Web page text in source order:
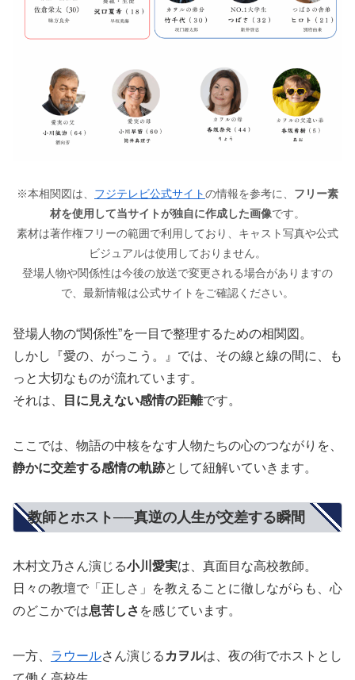
※本相関図は、 フジテレビ公式サイトの情報を参考に、 フリー素
材を使用して当サイトが独自に作成した画像です。
素材は著作権フリーの範囲で利用しており、キャスト写真や公式
ビジュアルは使用しておりません。
登場人物や関係性は今後の放送で変更される場合がありますの
で、最新情報は公式サイトをご確認ください。
登場人物の“関係性”を一目で整理するための相関図。
しかし『愛の、がっこう。』では、その線と線の間に、も
っと大切なものが流れています。
それは、
目に見えない感情の距離です。
ここでは、物語の中核をなす人物たちの心のつながりを、
静かに交差する感情の軌跡として紐解いていきます。
教師とホスト──真逆の人生が交差する瞬間
木村文乃さん演じる小川愛実は、真面目な高校教師。
日々の教壇で「正しさ」を教えることに徹しながらも、心
のどこかでは息苦しさ を感じています。
一方、 ラウールさん演じる カヲルは、夜の街でホストとし